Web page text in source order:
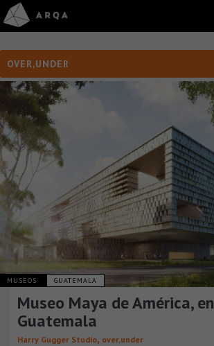
OVER,UNDER
MUSEOS GUATEMALA
Museo Maya de América, en
Guatemala
Harry Gugger Studio, over,under